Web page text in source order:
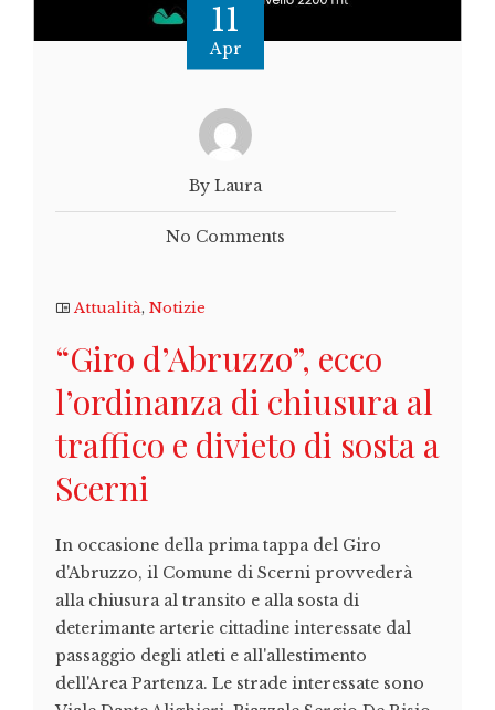
11
Apr
By Laura
No Comments
Attualità, Notizie
“Giro d’Abruzzo”, ecco
l’ordinanza di chiusura al
traffico e divieto di sosta a
Scerni
In occasione della prima tappa del Giro
d'Abruzzo, il Comune di Scerni provvederà
alla chiusura al transito e alla sosta di
deterimante arterie cittadine interessate dal
passaggio degli atleti e all'allestimento
dell'Area Partenza. Le strade interessate sono